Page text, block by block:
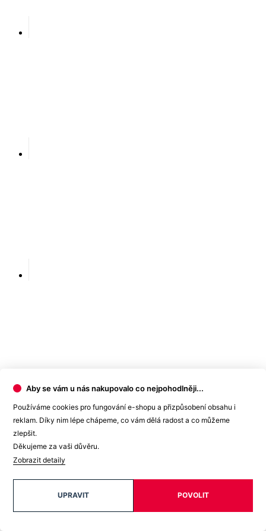
Aby se vám u nás nakupovalo co nejpohodlněji...
Používáme cookies pro fungování e-shopu a přizpůsobení obsahu i
reklam. Díky nim lépe chápeme, co vám dělá radost a co můžeme
zlepšit.
Děkujeme za vaši důvěru.
Zobrazit detaily
POVOLIT
UPRAVIT